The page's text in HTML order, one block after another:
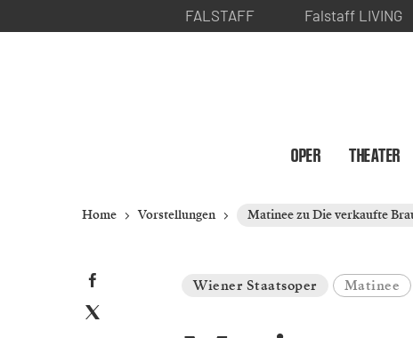
FALSTAFF Falstaff LIVING
OPER THEATER
Home Vorstellungen Matinee zu Die verkaufte
Wiener Staatsoper Matinee